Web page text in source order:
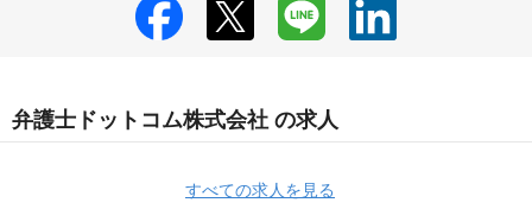
弁護士ドットコム株式会社 の求人
すべての求人を見る